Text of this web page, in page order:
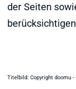
der Seiten
Titelbild: Copyright doomu -